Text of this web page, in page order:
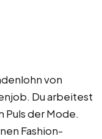
von
Du arbeitest
Puls der Mode.
Fashion-